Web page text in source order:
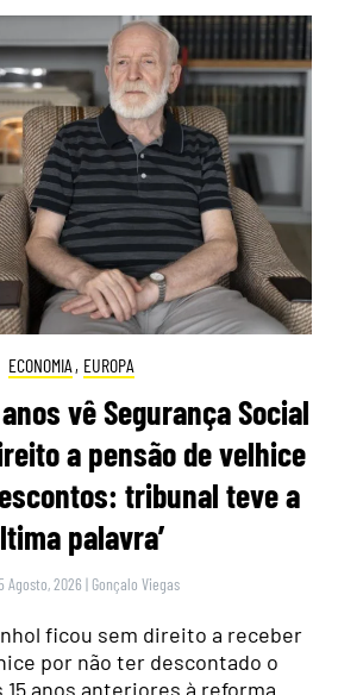
ECONOMIA , EUROPA
vê Segurança Social
a pensão de velhice
tribunal teve a
palavra’
Agosto, 2026 | Gonçalo Viegas
ficou sem direito a receber
por não ter descontado o
anos anteriores à reforma